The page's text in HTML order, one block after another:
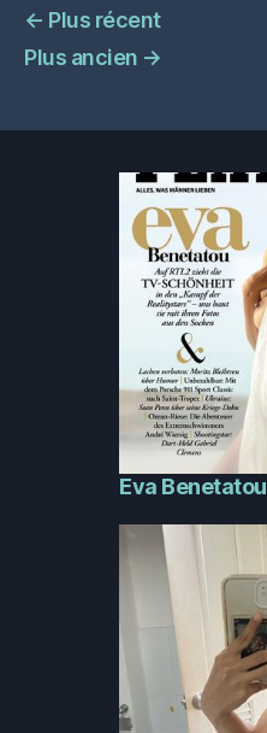
← Plus récent
Plus ancien →
Eva Benetatou